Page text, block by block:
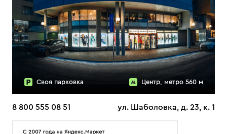
Своя парковка Центр, метро 560 м
8 800 555 08 51 ул. Шаболовка, д. 23, к. 1